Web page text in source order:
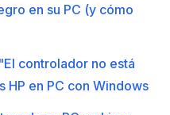
en su PC (y cómo
controlador no está
en PC con Windows